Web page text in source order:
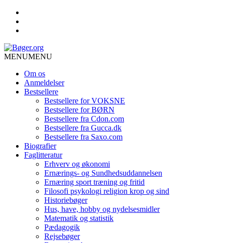
MENUMENU
Om os
Anmeldelser
Bestsellere
Bestsellere for VOKSNE
Bestsellere for BØRN
Bestsellere fra Cdon.com
Bestsellere fra Gucca.dk
Bestsellere fra Saxo.com
Biografier
Faglitteratur
Erhverv og økonomi
Ernærings- og Sundhedsuddannelsen
Ernæring sport træning og fritid
Filosofi psykologi religion krop og sind
Historiebøger
Hus, have, hobby og nydelsesmidler
Matematik og statistik
Pædagogik
Rejsebøger